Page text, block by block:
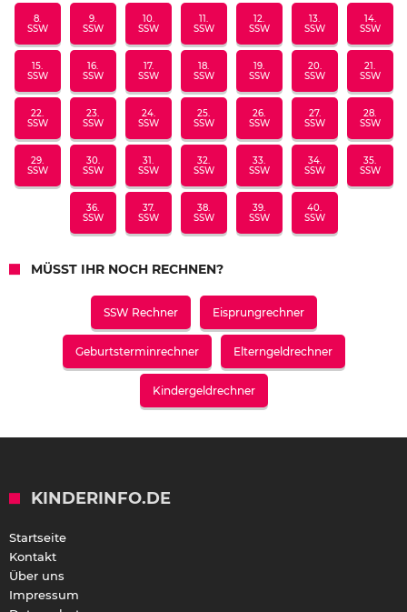
8.
SSW
9.
SSW
10.
SSW
11.
SSW
12.
SSW
13.
SSW
14.
SSW
15.
SSW
16.
SSW
17.
SSW
18.
SSW
19.
SSW
20.
SSW
21.
SSW
22.
SSW
23.
SSW
24.
SSW
25.
SSW
26.
SSW
27.
SSW
28.
SSW
29.
SSW
30.
SSW
31.
SSW
32.
SSW
33.
SSW
34.
SSW
35.
SSW
36.
SSW
37.
SSW
38.
SSW
39.
SSW
40.
SSW
MÜSST IHR NOCH RECHNEN?
SSW Rechner Eisprungrechner
Geburtsterminrechner Elterngeldrechner
Kindergeldrechner
KINDERINFO.DE
Startseite
Kontakt
Über uns
Impressum